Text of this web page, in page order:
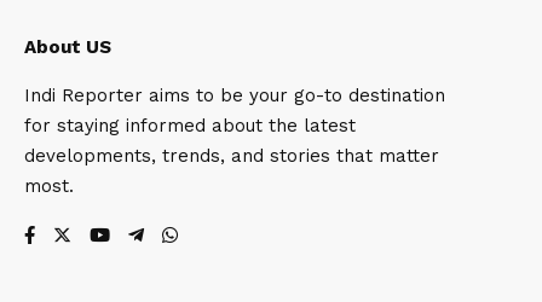
About US
Indi Reporter aims to be your go-to destination
for staying informed about the latest
developments, trends, and stories that matter
most.